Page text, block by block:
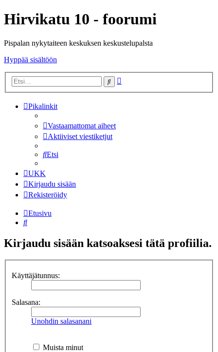
Hirvikatu 10 - foorumi
Pispalan nykytaiteen keskuksen keskustelupalsta
Hyppää sisältöön
Etsi
Pikalinkit
Vastaamattomat aiheet
Aktiiviset viestiketjut
Etsi
UKK
Kirjaudu sisään
Rekisteröidy
Etusivu
Etsi
Kirjaudu sisään katsoaksesi tätä profiilia.
Käyttäjätunnus:
Salasana:
Unohdin salasanani
Muista minut